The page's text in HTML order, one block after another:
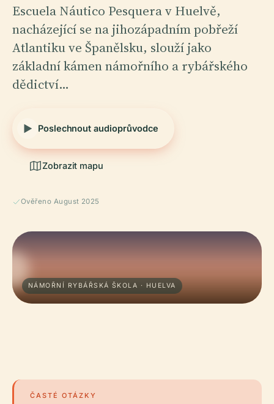
Escuela Náutico Pesquera v Huelvě,
nacházející se na jihozápadním pobřeží
Atlantiku ve Španělsku, slouží jako
základní kámen námořního a rybářského
dědictví…
Poslechnout audioprůvodce
Zobrazit mapu
Ověřeno August 2025
NÁMOŘNÍ RYBÁŘSKÁ ŠKOLA · HUELVA
ČASTÉ OTÁZKY